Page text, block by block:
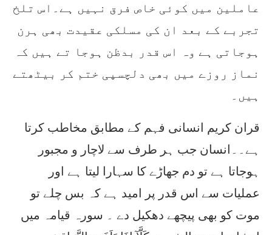
عاملین میں کوئی خاص فرق نہیں ہے۔اس تلخ
تجربے کے بعد ان کی مسلکی عقیدت بھی ہرن
ہوجاتی ہے وہ اس قدر بدظن ہوجا تے ہیں کہ
نماز روزے میں بھی دلچسپی ختم کر بیٹھتے
ہیں۔
قران کریم انسانی فہم کے مطابق مخاطب کرتا
ہے۔۔انسان جب ہر طرف سے لاچار و مجبور
ہوجاتا ہے تو دم جھاڑے کا سہارا لیتا ہے اور
عملیات سے اس قدر پر امید ہے کہ بس چلے تو
موت کو بھی پیچھے دھکیل دے ۔ سورہ قیامہ میں